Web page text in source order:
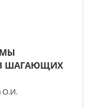
ШАГАЮЩИХ
О.И.